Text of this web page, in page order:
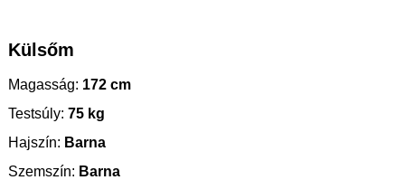
Külsőm
Magasság: 172 cm
Testsúly: 75 kg
Hajszín: Barna
Szemszín: Barna